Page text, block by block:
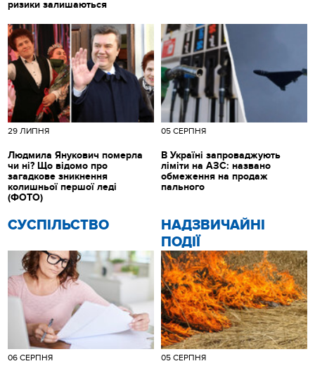
ризики залишаються
CУСПІЛЬСТВО
06 СЕРПНЯ
НАДЗВИЧАЙНІ
ПОДІЇ
05 СЕРПНЯ
29 ЛИПНЯ
Людмила Янукович померла
чи ні? Що відомо про
загадкове зникнення
колишньої першої леді
(ФОТО)
05 СЕРПНЯ
В Україні запроваджують
ліміти на АЗС: названо
обмеження на продаж
пального